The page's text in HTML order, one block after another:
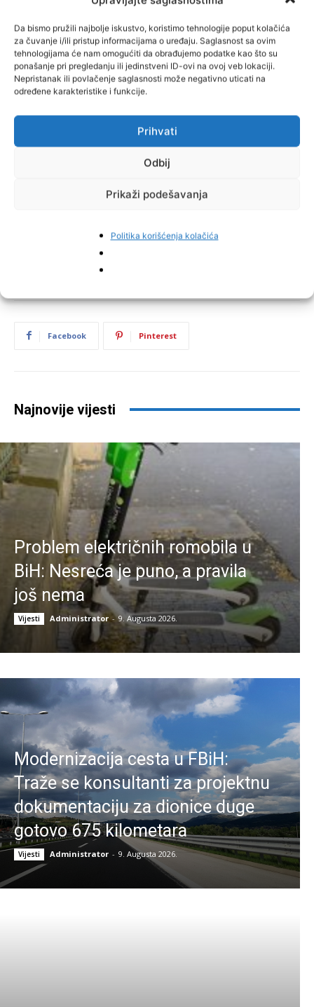
Da bismo pružili najbolje iskustvo, koristimo tehnologije poput kolačića
za čuvanje i/ili pristup informacijama o uređaju. Saglasnost sa ovim
tehnologijama će nam omogućiti da obrađujemo podatke kao što su
ponašanje pri pregledanju ili jedinstveni ID-ovi na ovoj veb lokaciji.
Nepristanak ili povlačenje saglasnosti može negativno uticati na
određene karakteristike i funkcije.
Prihvati
Odbij
Prikaži podešavanja
Politika korišćenja kolačića
Facebook Pinterest
Najnovije vijesti
Problem električnih romobila u
BiH: Nesreća je puno, a pravila
još nema
Vijesti Administrator - 9. Augusta 2026.
Modernizacija cesta u FBiH:
Traže se konsultanti za projektnu
dokumentaciju za dionice duge
gotovo 675 kilometara
Vijesti Administrator - 9. Augusta 2026.